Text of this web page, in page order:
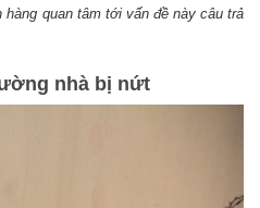
quan tâm tới vấn đề này câu trả
nhà bị nứt